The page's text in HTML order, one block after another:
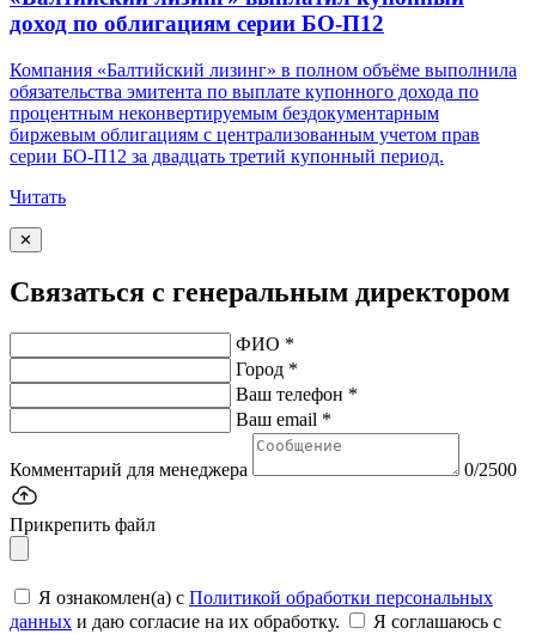
доход по облигациям серии БО-П12
Компания «Балтийский лизинг» в полном объёме выполнила
обязательства эмитента по выплате купонного дохода по
процентным неконвертируемым бездокументарным
биржевым облигациям с централизованным учетом прав
серии БО-П12 за двадцать третий купонный период.
Читать
✕
Связаться с генеральным директором
ФИО *
Город *
Ваш телефон *
Ваш email *
Комментарий для менеджера 0/2500
Прикрепить файл
Я ознакомлен(а) с Политикой обработки персональных
данных и даю согласие на их обработку.
Я соглашаюсь c